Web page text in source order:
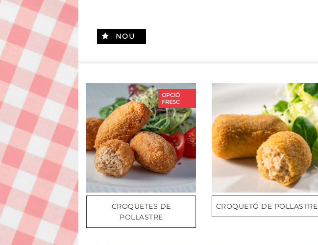
NOU
CROQUETES DE
POLLASTRE
OPCIÓ
FRESC
CROQUETÓ DE POLLASTRE